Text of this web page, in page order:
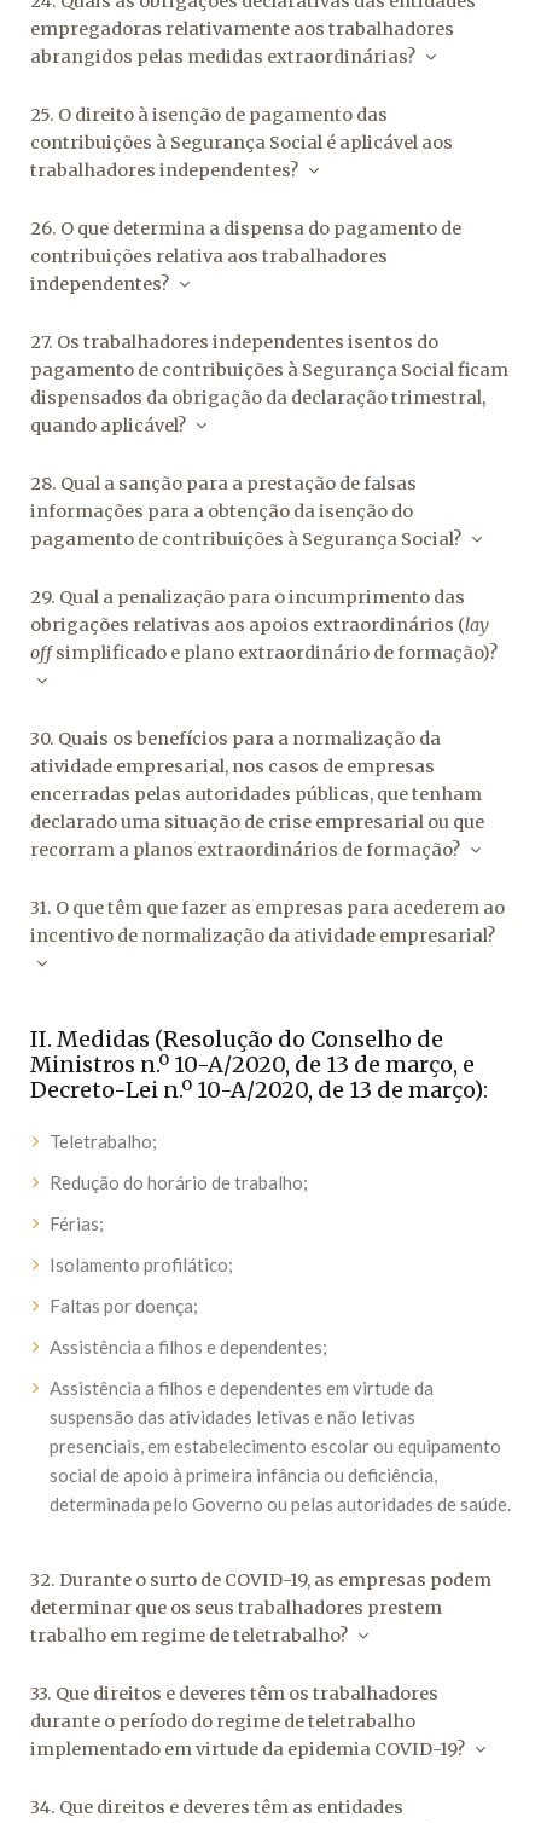
empregadoras relativamente aos trabalhadores
abrangidos pelas medidas extraordinárias?
25. O direito à isenção de pagamento das
contribuições à Segurança Social é aplicável aos
trabalhadores independentes?
26. O que determina a dispensa do pagamento de
contribuições relativa aos trabalhadores
independentes?
27. Os trabalhadores independentes isentos do
pagamento de contribuições à Segurança Social ficam
dispensados da obrigação da declaração trimestral,
quando aplicável?
28. Qual a sanção para a prestação de falsas
informações para a obtenção da isenção do
pagamento de contribuições à Segurança Social?
29. Qual a penalização para o incumprimento das
obrigações relativas aos apoios extraordinários (lay
offsimplificado e plano extraordinário de formação)?
30. Quais os benefícios para a normalização da
atividade empresarial, nos casos de empresas
encerradas pelas autoridades públicas, que tenham
declarado uma situação de crise empresarial ou que
recorram a planos extraordinários de formação?
31. O que têm que fazer as empresas para acederem ao
incentivo de normalização da atividade empresarial?
II. Medidas (Resolução do Conselho de
Ministros n.º 10-A/2020, de 13 de março, e
Decreto-Lei n.º 10-A/2020, de 13 de março):
Teletrabalho;
Redução do horário de trabalho;
Férias;
Isolamento profilático;
Faltas por doença;
Assistência a filhos e dependentes;
Assistência a filhos e dependentes em virtude da
suspensão das atividades letivas e não letivas
presenciais, em estabelecimento escolar ou equipamento
social de apoio à primeira infância ou deficiência,
determinada pelo Governo ou pelas autoridades de saúde.
32. Durante o surto de COVID-19, as empresas podem
determinar que os seus trabalhadores prestem
trabalho em regime de teletrabalho?
33. Que direitos e deveres têm os trabalhadores
durante o período do regime de teletrabalho
implementado em virtude da epidemia COVID-19?
34. Que direitos e deveres têm as entidades